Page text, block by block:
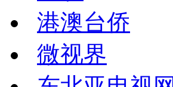
港澳台侨
微视界